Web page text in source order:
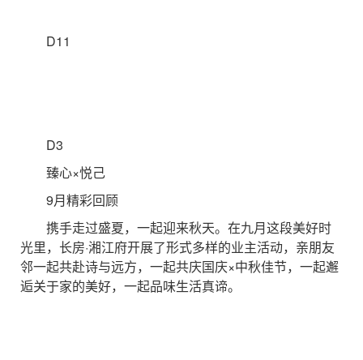
D11
D3
臻心×悦己
9月精彩回顾
携手走过盛夏，一起迎来秋天。在九月这段美好时
光里，长房·湘江府开展了形式多样的业主活动，亲朋友
邻一起共赴诗与远方，一起共庆国庆×中秋佳节，一起邂
逅关于家的美好，一起品味生活真谛。